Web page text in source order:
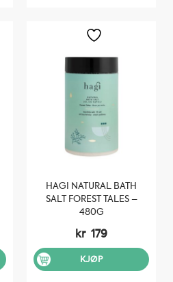
HAGI NATURAL BATH
SALT FOREST TALES –
480G
kr 179
KJØP